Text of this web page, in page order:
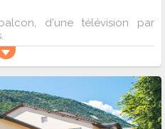
d'une télévision par